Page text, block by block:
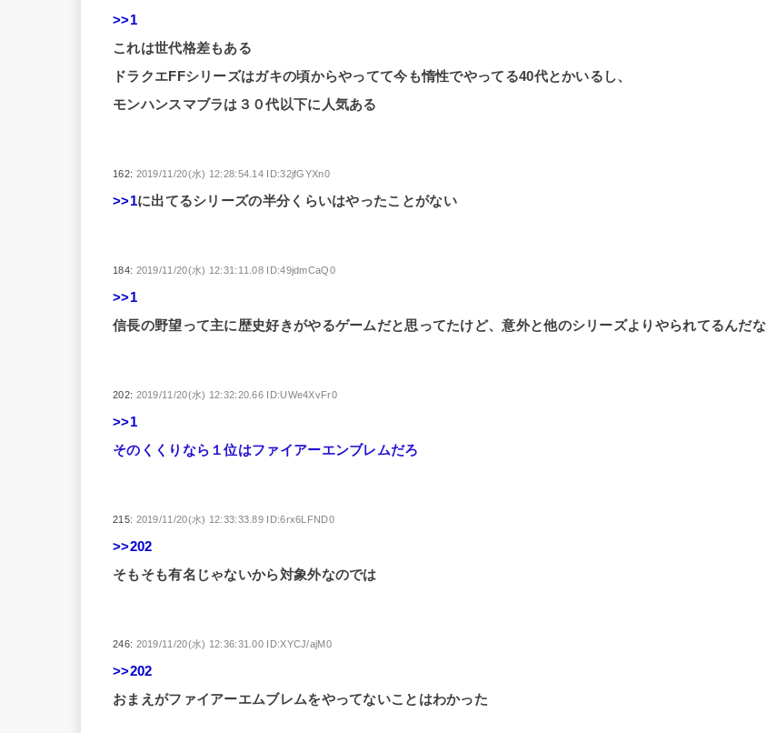
>>1
これは世代格差もある
ドラクエFFシリーズはガキの頃からやってて今も惰性でやってる40代とかいるし、
モンハンスマブラは３０代以下に人気ある
162: 2019/11/20(水) 12:28:54.14 ID:32jfGYXn0
>>1に出てるシリーズの半分くらいはやったことがない
184: 2019/11/20(水) 12:31:11.08 ID:49jdmCaQ0
>>1
信長の野望って主に歴史好きがやるゲームだと思ってたけど、意外と他のシリーズよりやられてるんだな
202: 2019/11/20(水) 12:32:20.66 ID:UWe4XvFr0
>>1
そのくくりなら１位はファイアーエンブレムだろ
215: 2019/11/20(水) 12:33:33.89 ID:6rx6LFND0
>>202
そもそも有名じゃないから対象外なのでは
246: 2019/11/20(水) 12:36:31.00 ID:XYCJ/ajM0
>>202
おまえがファイアーエムブレムをやってないことはわかった